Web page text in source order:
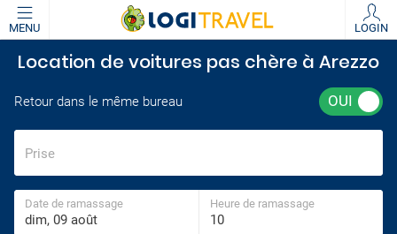
MENU LOGIN
Location de voitures pas chère à Arezzo
Retour dans le même bureau
Prise
Date de ramassage Heure de ramassage